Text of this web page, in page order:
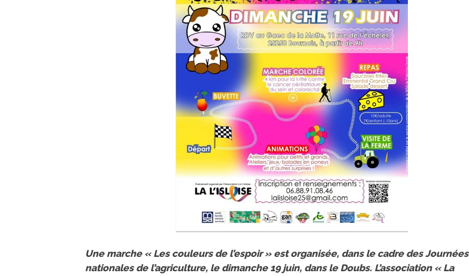
Une marche « Les couleurs de l’espoir » est organisée, dans le cadre des Journées
nationales de l’agriculture, le dimanche 19 juin, dans le Doubs. L’association « La